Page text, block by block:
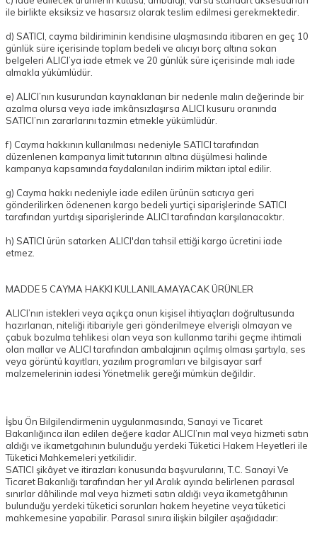
ile birlikte eksiksiz ve hasarsız olarak teslim edilmesi gerekmektedir.
d) SATICI, cayma bildiriminin kendisine ulaşmasında itibaren en geç 10
günlük süre içerisinde toplam bedeli ve alıcıyı borç altına sokan
belgeleri ALICI’ya iade etmek ve 20 günlük süre içerisinde malı iade
almakla yükümlüdür.
e) ALICI’nın kusurundan kaynaklanan bir nedenle malın değerinde bir
azalma olursa veya iade imkânsızlaşırsa ALICI kusuru oranında
SATICI’nın zararlarını tazmin etmekle yükümlüdür.
f) Cayma hakkının kullanılması nedeniyle SATICI tarafından
düzenlenen kampanya limit tutarının altına düşülmesi halinde
kampanya kapsamında faydalanılan indirim miktarı iptal edilir.
g) Cayma hakkı nedeniyle iade edilen ürünün satıcıya geri
gönderilirken ödenenen kargo bedeli yurtiçi siparişlerinde SATICI
tarafından yurtdışı siparişlerinde ALICI tarafından karşılanacaktır.
h) SATICI ürün satarken ALICI'dan tahsil ettiği kargo ücretini iade
etmez.
MADDE 5 CAYMA HAKKI KULLANILAMAYACAK ÜRÜNLER
ALICI’nın istekleri veya açıkça onun kişisel ihtiyaçları doğrultusunda
hazırlanan, niteliği itibariyle geri gönderilmeye elverişli olmayan ve
çabuk bozulma tehlikesi olan veya son kullanma tarihi geçme ihtimali
olan mallar ve ALICI tarafından ambalajının açılmış olması şartıyla, ses
veya görüntü kayıtları, yazılım programları ve bilgisayar sarf
malzemelerinin iadesi Yönetmelik gereği mümkün değildir.
İşbu Ön Bilgilendirmenin uygulanmasında, Sanayi ve Ticaret
Bakanlığınca ilan edilen değere kadar ALICI’nın mal veya hizmeti satın
aldığı ve ikametgahının bulunduğu yerdeki Tüketici Hakem Heyetleri ile
Tüketici Mahkemeleri yetkilidir.
SATICI şikâyet ve itirazları konusunda başvurularını, T.C. Sanayi Ve
Ticaret Bakanlığı tarafından her yıl Aralık ayında belirlenen parasal
sınırlar dâhilinde mal veya hizmeti satın aldığı veya ikametgâhının
bulunduğu yerdeki tüketici sorunları hakem heyetine veya tüketici
mahkemesine yapabilir. Parasal sınıra ilişkin bilgiler aşağıdadır: